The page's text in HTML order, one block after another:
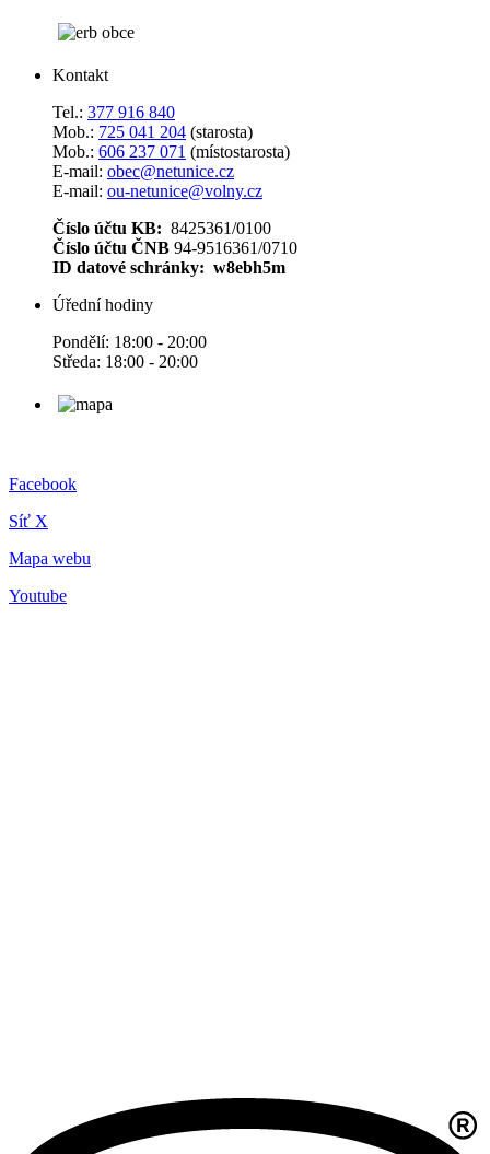
Kontakt
Tel.: 377 916 840
Mob.: 725 041 204 (starosta)
Mob.: 606 237 071 (místostarosta)
E-mail: obec@netunice.cz
E-mail: ou-netunice@volny.cz
Číslo účtu KB: 8425361/0100
Číslo účtu ČNB 94-9516361/0710
ID datové schránky: w8ebh5m
Úřední hodiny
Pondělí: 18:00 - 20:00
Středa: 18:00 - 20:00
Facebook
Síť X
Mapa webu
Youtube